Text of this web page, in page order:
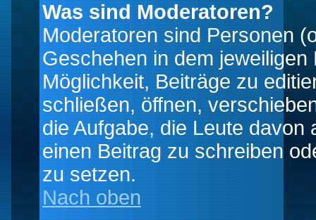
Was sind Moderatoren?
Moderatoren sind Personen
Geschehen in dem
Möglichkeit, Beiträge zu
schließen, öffnen,
die Aufgabe, die Leute
einen Beitrag zu schreiben
zu setzen.
Nach oben